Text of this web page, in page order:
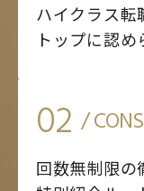
ハイクラス転
トップに認
02 /
回数無制限の